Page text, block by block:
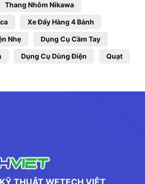
Thang Nhôm Nikawa
Xe Đẩy Hàng 4 Bánh
Nhẹ Dụng Cụ Cầm Tay
Dụng Cụ Dùng Điện Quạt
THUẬT WETECH VIỆT